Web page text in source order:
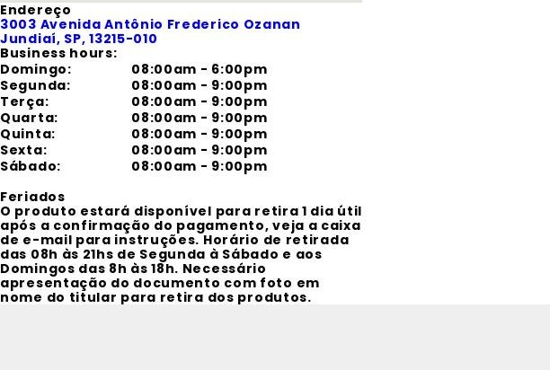
Endereço
3003 Avenida Antônio Frederico Ozanan
Jundiaí, SP, 13215-010
Business hours:
Domingo:
08:00am - 6:00pm
Segunda:
08:00am - 9:00pm
Terça:
08:00am - 9:00pm
Quarta:
08:00am - 9:00pm
Quinta:
08:00am - 9:00pm
Sexta:
08:00am - 9:00pm
Sábado:
08:00am - 9:00pm
Feriados
O produto estará disponível para retira 1 dia útil
após a confirmação do pagamento, veja a caixa
de e-mail para instruções. Horário de retirada
das 08h às 21hs de Segunda à Sábado e aos
Domingos das 8h às 18h. Necessário
apresentação do documento com foto em
nome do titular para retira dos produtos.